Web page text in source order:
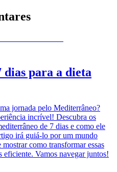
para a dieta
jornada pelo Mediterrâneo?
incrível! Descubra os
de 7 dias e como ele
irá guiá-lo por um mundo
como transformar essas
eficiente. Vamos navegar juntos!